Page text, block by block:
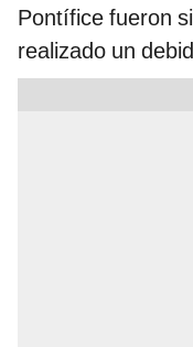
Pontífice fueron
realizado un